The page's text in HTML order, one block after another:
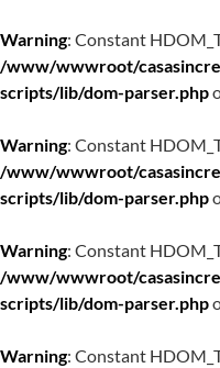
Warning: Constant
/www/wwwroot/
scripts/lib/dom-parser.php
Warning: Constant
/www/wwwroot/
scripts/lib/dom-parser.php
Warning: Constant
/www/wwwroot/
scripts/lib/dom-parser.php
Warning: Constant